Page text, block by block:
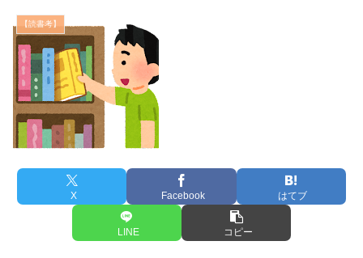
【読書考】
X Facebook はてブ
LINE コピー